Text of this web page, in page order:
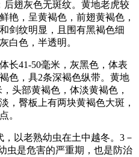
翅灰色无斑纹。黄地老虎较
艳，呈黄褐色，前翅黄褐色，
剑纹明显，且围有黑褐色细
白色，半透明。
41-50毫米，灰黑色，体表
色，具2条深褐色纵带。黄地
头部黄褐色，体淡黄褐色，
，臀板上有两块黄褐色大斑，
。
以老熟幼虫在土中越冬。3－
虫是危害的严重期，也是防治